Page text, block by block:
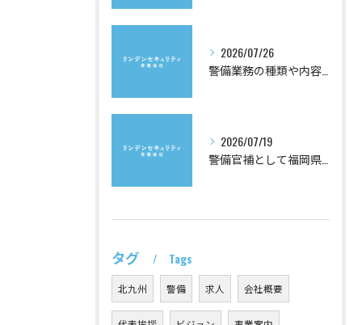
2026/07/26
2026/07/19
タグ Tags
北九州 警備 求人 会社概要